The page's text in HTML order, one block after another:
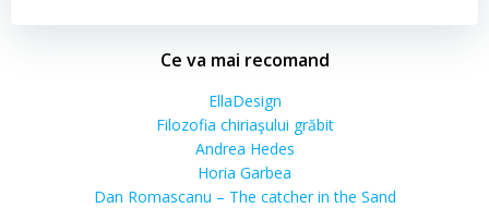
Ce va mai recomand
EllaDesign
Filozofia chiriaşului grăbit
Andrea Hedes
Horia Garbea
Dan Romascanu – The catcher in the Sand